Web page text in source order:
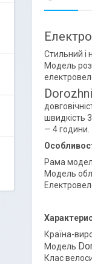
Стильний і
Модель
швидкість
— 4 години.
Рама
Модель
Країна-
Модель
Клас